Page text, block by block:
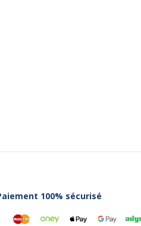
100% sécurisé